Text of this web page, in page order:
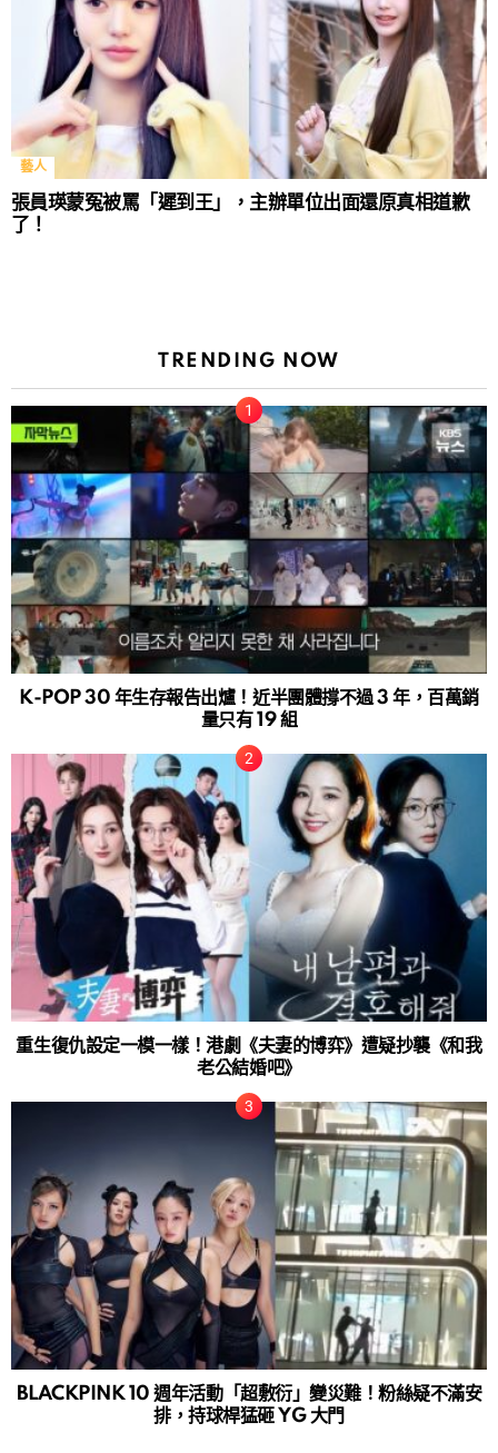
藝人
張員瑛蒙冤被罵「遲到王」，主辦單位出面還原真相道歉
了！
TRENDING NOW
K-POP 30 年生存報告出爐！近半團體撐不過 3 年，百萬銷
量只有 19 組
重生復仇設定一模一樣！港劇《夫妻的博弈》遭疑抄襲《和我
老公結婚吧》
BLACKPINK 10 週年活動「超敷衍」變災難！粉絲疑不滿安
排，持球桿猛砸 YG 大門